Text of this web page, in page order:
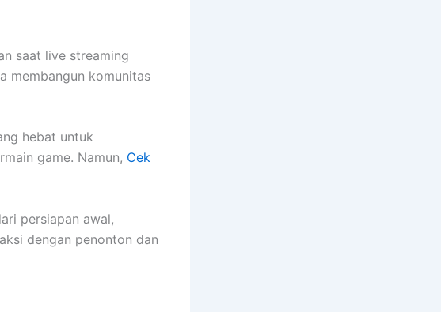
saat live streaming
membangun komunitas
hebat untuk
game. Namun, Cek
persiapan awal,
dengan penonton dan